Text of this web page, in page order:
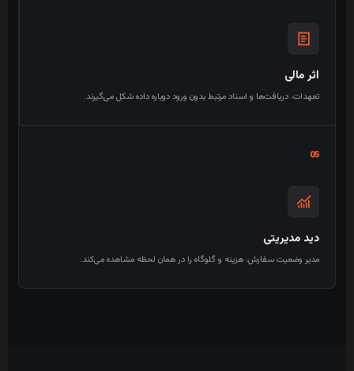
اثر مالی
تعهدات، دریافت‌ها و اسناد مرتبط بدون ورود دوباره داده شکل می‌گیرند.
05
دید مدیریتی
مدیر وضعیت سفارش، هزینه و گلوگاه را در همان لحظه مشاهده می‌کند.